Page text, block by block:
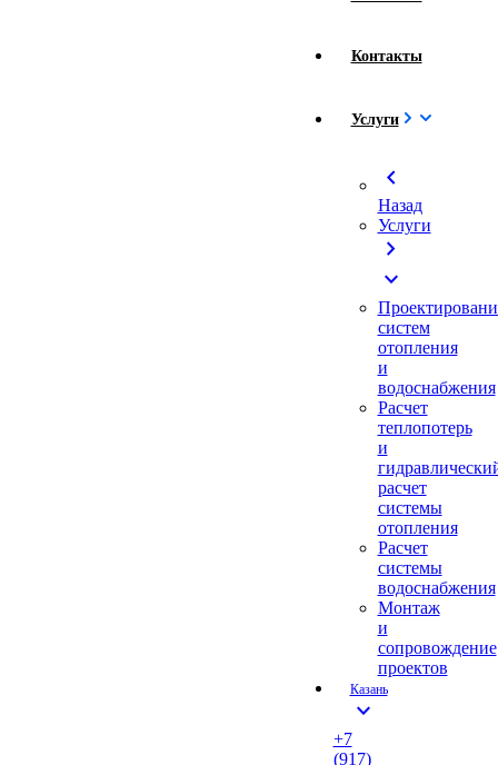
Контакты
Услуги
chevron_left
Назад
Услуги
chevron_right
expand_more
систем
отопления
и
водоснабжения
Расчет
теплопотерь
и
расчет
системы
отопления
Расчет
системы
водоснабжения
Монтаж
и
сопровождение
проектов
Казань
expand_more
+7
(917)